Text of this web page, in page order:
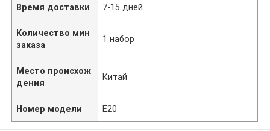
Время доставки 7-15 дней
Количество мин
заказа
1 набор
Место происхож
дения
Китай
Номер модели E20